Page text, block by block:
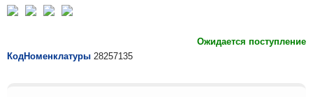
Ожидается поступление
КодНоменклатуры 28257135